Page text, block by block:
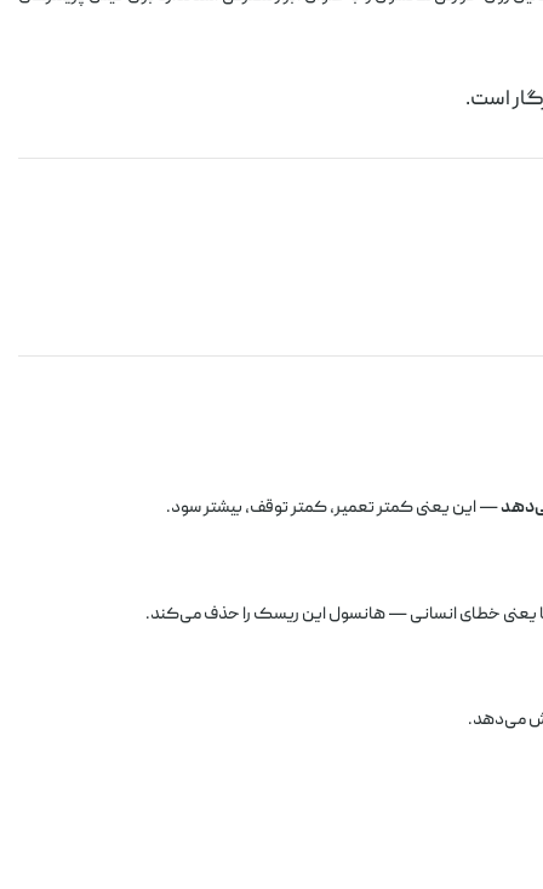
است.
— این یعنی کمتر تعمیر، کمتر توقف، بیشتر سود.
یعنی خطای انسانی — هانسول این ریسک را حذف می‌کند.
می‌دهد.